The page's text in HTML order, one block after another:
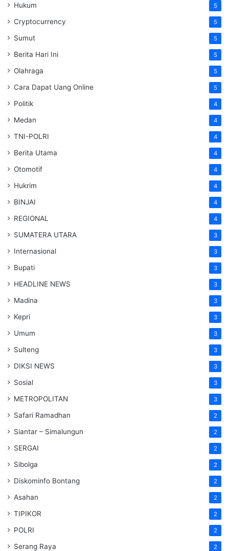
Hukum 5
Cryptocurrency 5
Sumut 5
Berita Hari Ini 5
Olahraga 5
Cara Dapat Uang Online 5
Politik 4
Medan 4
TNI-POLRI 4
Berita Utama 4
Otomotif 4
Hukrim 4
BINJAI 4
REGIONAL 4
SUMATERA UTARA 3
Internasional 3
Bupati 3
HEADLINE NEWS 3
Madina 3
Kepri 3
Umum 3
Sulteng 3
DIKSI NEWS 3
Sosial 3
METROPOLITAN 3
Safari Ramadhan 2
Siantar – Simalungun 2
SERGAI 2
Sibolga 2
Diskominfo Bontang 2
Asahan 2
TIPIKOR 2
POLRI 2
Serang Raya 2